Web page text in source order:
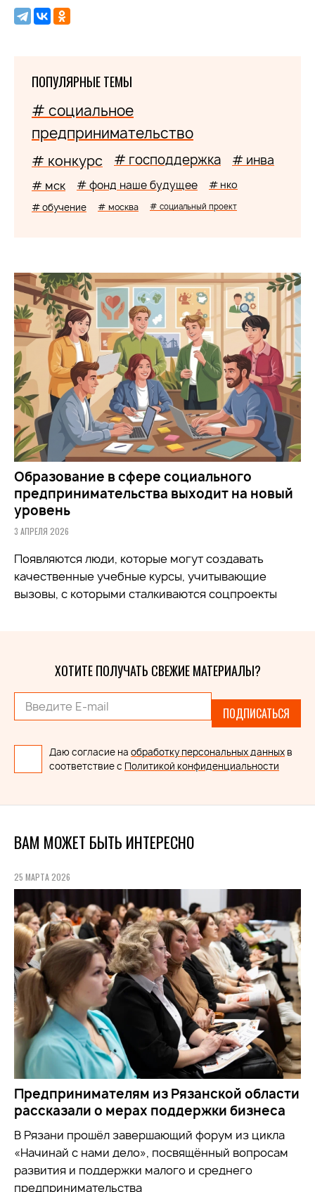
ПОПУЛЯРНЫЕ ТЕМЫ
# социальное
предпринимательство
# конкурс # господдержка # инва
# мск # фонд наше будущее # нко
# обучение # москва # социальный проект
Образование в сфере социального
предпринимательства выходит на новый
уровень
3 АПРЕЛЯ 2026
Появляются люди, которые могут создавать
качественные учебные курсы, учитывающие
вызовы, с которыми сталкиваются соцпроекты
ХОТИТЕ ПОЛУЧАТЬ СВЕЖИЕ МАТЕРИАЛЫ?
ПОДПИСАТЬСЯ
Даю согласие на обработку персональных данных в
соответствие с Политикой конфиденциальности
ВАМ МОЖЕТ БЫТЬ ИНТЕРЕСНО
25 МАРТА 2026
Предпринимателям из Рязанской области
рассказали о мерах поддержки бизнеса
В Рязани прошёл завершающий форум из цикла
«Начинай с нами дело», посвящённый вопросам
развития и поддержки малого и среднего
предпринимательства